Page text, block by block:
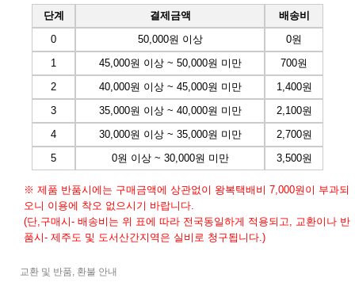
단계 결제금액
배송비
0
50,000원 이상
0원
1
45,000원 이상 ~ 50,000원 미만
700원
2
40,000원 이상 ~ 45,000원 미만
1,400원
3
35,000원 이상 ~ 40,000원 미만
2,100원
4
30,000원 이상 ~ 35,000원 미만
2,700원
5
0원 이상 ~ 30,000원 미만 3,500원
※ 제품 반품시에는 구매금액에 상관없이 왕복택배비 7,000원이 부과되
오니 이용에 착오 없으시기 바랍니다.
(단,구매시- 배송비는 위 표에 따라 전국동일하게 적용되고, 교환이나 반
품시- 제주도 및 도서산간지역은 실비로 청구됩니다.)
교환 및 반품, 환불 안내